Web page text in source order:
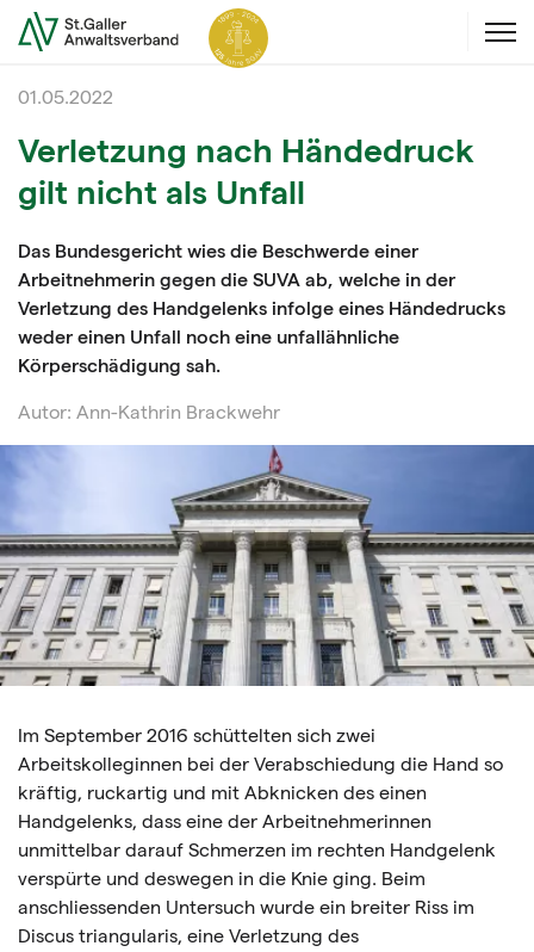
01.05.2022
Verletzung nach Händedruck
gilt nicht als Unfall
Das Bundesgericht wies die Beschwerde einer
Arbeitnehmerin gegen die SUVA ab, welche in der
Verletzung des Handgelenks infolge eines Händedrucks
weder einen Unfall noch eine unfallähnliche
Körperschädigung sah.
Autor: Ann-Kathrin Brackwehr
Im September 2016 schüttelten sich zwei
Arbeitskolleginnen bei der Verabschiedung die Hand so
kräftig, ruckartig und mit Abknicken des einen
Handgelenks, dass eine der Arbeitnehmerinnen
unmittelbar darauf Schmerzen im rechten Handgelenk
verspürte und deswegen in die Knie ging. Beim
anschliessenden Untersuch wurde ein breiter Riss im
Discus triangularis, eine Verletzung des